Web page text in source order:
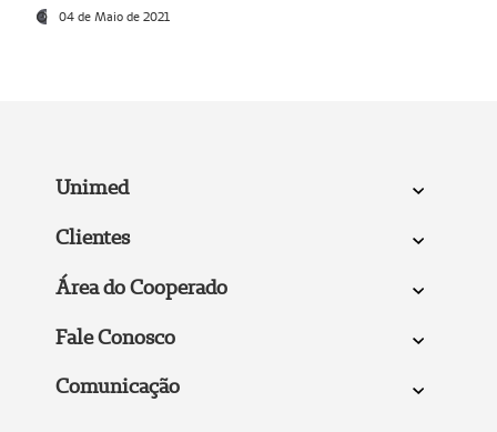
04 de Maio de 2021
Unimed
Clientes
Área do Cooperado
Fale Conosco
Comunicação